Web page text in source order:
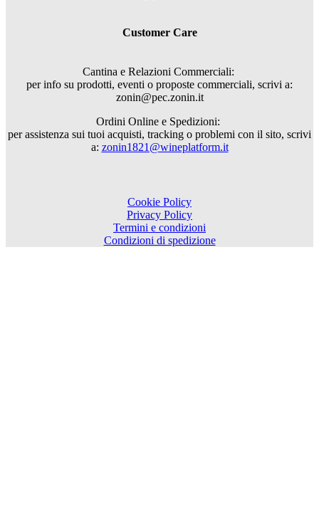
Customer Care
Cantina e Relazioni Commerciali:
per info su prodotti, eventi o proposte commerciali, scrivi a:
zonin@pec.zonin.it
Ordini Online e Spedizioni:
per assistenza sui tuoi acquisti, tracking o problemi con il sito, scrivi
a: zonin1821@wineplatform.it
Cookie Policy
Privacy Policy
Termini e condizioni
Condizioni di spedizione